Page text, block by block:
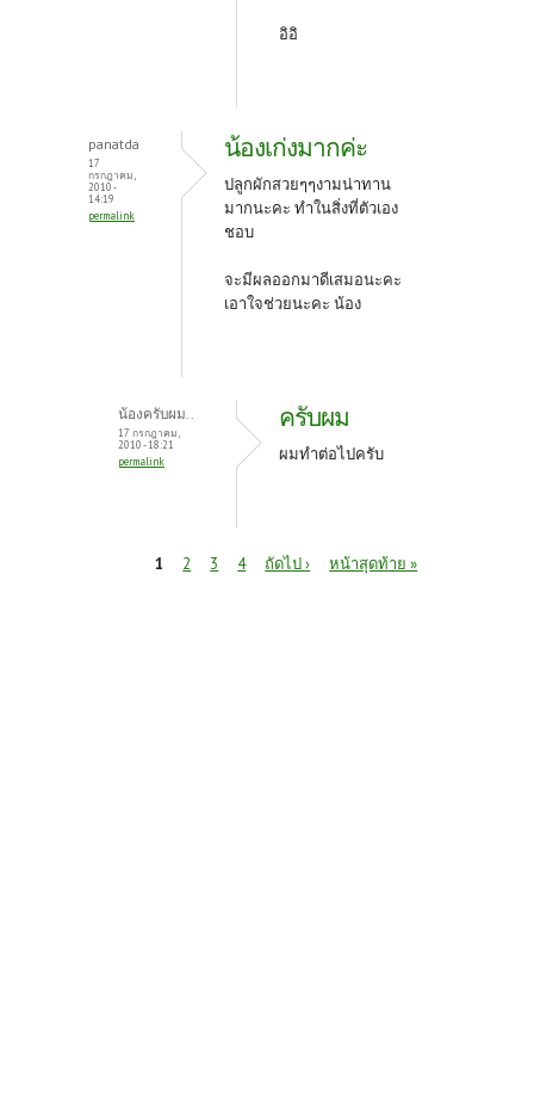
อิอิ
panatda
17
กรกฎาคม,
2010 -
14:19
permalink
น้องเก่งมากค่ะ
ปลูกผักสวยๆๆงามน่าทาน
มากนะคะ ทำในสิ่งที่ตัวเอง
ชอบ
จะมีผลออกมาดีเสมอนะคะ
เอาใจช่วยนะคะ น้อง
น้องครับผม..
17 กรกฎาคม,
2010 - 18:21
permalink
ครับผม
ผมทำต่อไปครับ
1 2 3 4 ถัดไป › หน้าสุดท้าย »